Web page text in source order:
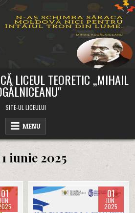
LICEUL TEORETIC ,,MIHAIL
SITE-UL LICEULUI
MENU
1 iunie 2025
01
IUN.
01
IUN.
2025